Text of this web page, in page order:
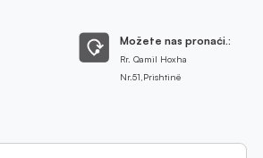
Možete nas pronaći.:
Rr. Qamil Hoxha
Nr.51,Prishtinë